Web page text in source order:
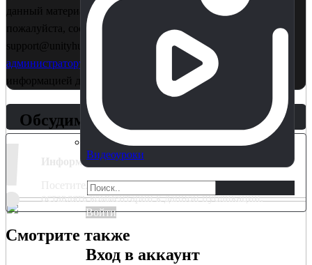
Видеоуроки
Войти
Вход в аккаунт
данный материал нарушает ваши авторские права,
пожалуйста, сообщите об этом нам на почту
support@unityhub.pro или в личные сообщения
администратору
. Также рекомендуем ознакомиться с
информацией для правообладателей по этой ссылке..
Обсудим?
!
Информация
Посетители, находящиеся в группеГости
оставлять комментарии к данной публикации.
Смотрите также